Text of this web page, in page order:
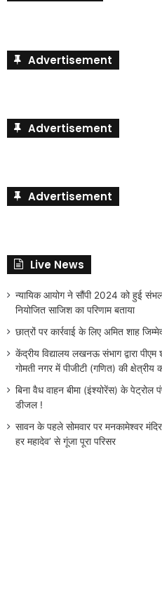
Advertisement
Advertisement
Advertisement
Live News
न्यायिक आयोग ने सौंपी 2024 को हुई संभल
नियोजित साजिश का परिणाम बताया
छात्रों पर कार्रवाई के लिए अमित शाह
केंद्रीय विद्यालय लखनऊ संभाग द्वारा पीएम
गोमती नगर में पीजीटी (गणित) की क्षेत्रीय
बिना वैध वाहन बीमा (इंश्योरेंस) के पेट्रोल
डीजल !
सावन के पहले सोमवार पर मनकामेश्वर
हर महादेव’ से गूंजा पूरा परिसर